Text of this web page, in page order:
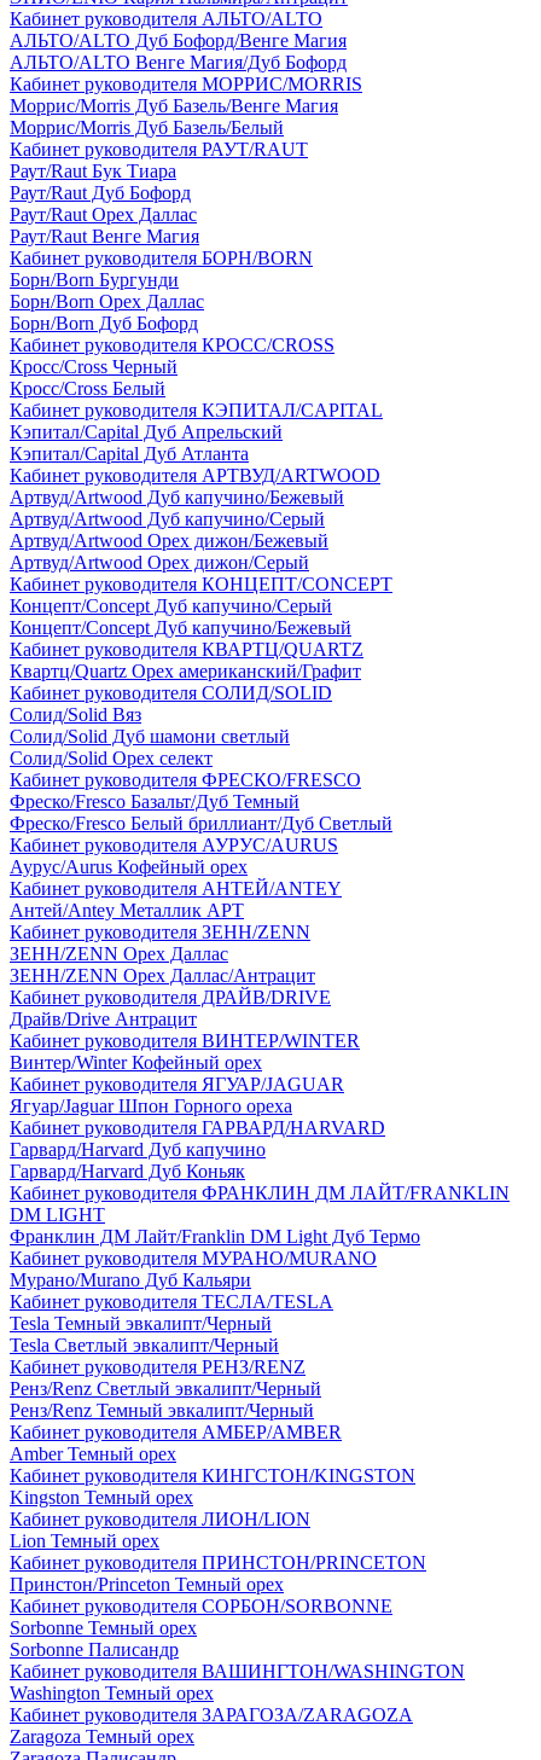
Кабинет руководителя АЛЬТО/ALTO
АЛЬТО/ALTO Дуб Бофорд/Венге Магия
АЛЬТО/ALTO Венге Магия/Дуб Бофорд
Кабинет руководителя МОРРИС/MORRIS
Моррис/Morris Дуб Базель/Венге Магия
Моррис/Morris Дуб Базель/Белый
Кабинет руководителя РАУТ/RAUT
Раут/Raut Бук Тиара
Раут/Raut Дуб Бофорд
Раут/Raut Орех Даллас
Раут/Raut Венге Магия
Кабинет руководителя БОРН/BORN
Борн/Born Бургунди
Борн/Born Орех Даллас
Борн/Born Дуб Бофорд
Кабинет руководителя КРОСС/CROSS
Кросс/Cross Черный
Кросс/Cross Белый
Кабинет руководителя КЭПИТАЛ/CAPITAL
Кэпитал/Capital Дуб Апрельский
Кэпитал/Capital Дуб Атланта
Кабинет руководителя АРТВУД/ARTWOOD
Артвуд/Artwood Дуб капучино/Бежевый
Артвуд/Artwood Дуб капучино/Серый
Артвуд/Artwood Орех дижон/Бежевый
Артвуд/Artwood Орех дижон/Серый
Кабинет руководителя КОНЦЕПТ/CONCEPT
Концепт/Concept Дуб капучино/Серый
Концепт/Concept Дуб капучино/Бежевый
Кабинет руководителя КВАРТЦ/QUARTZ
Квартц/Quartz Орех американский/Графит
Кабинет руководителя СОЛИД/SOLID
Солид/Solid Вяз
Солид/Solid Дуб шамони светлый
Солид/Solid Орех селект
Кабинет руководителя ФРЕСКО/FRESCO
Фреско/Fresco Базальт/Дуб Темный
Фреско/Fresco Белый бриллиант/Дуб Светлый
Кабинет руководителя АУРУС/AURUS
Аурус/Aurus Кофейный орех
Кабинет руководителя АНТЕЙ/ANTEY
Антей/Antey Металлик АРТ
Кабинет руководителя ЗЕНН/ZENN
ЗЕНН/ZENN Орех Даллас
ЗЕНН/ZENN Орех Даллас/Антрацит
Кабинет руководителя ДРАЙВ/DRIVE
Драйв/Drive Антрацит
Кабинет руководителя ВИНТЕР/WINTER
Винтер/Winter Кофейный орех
Кабинет руководителя ЯГУАР/JAGUAR
Ягуар/Jaguar Шпон Горного ореха
Кабинет руководителя ГАРВАРД/HARVARD
Гарвард/Harvard Дуб капучино
Гарвард/Harvard Дуб Коньяк
Кабинет руководителя ФРАНКЛИН ДМ ЛАЙТ/FRANKLIN
DM LIGHT
Франклин ДМ Лайт/Franklin DM Light Дуб Термо
Кабинет руководителя МУРАНО/MURANO
Мурано/Murano Дуб Кальяри
Кабинет руководителя ТЕСЛА/TESLA
Tesla Темный эвкалипт/Черный
Tesla Светлый эвкалипт/Черный
Кабинет руководителя РЕНЗ/RENZ
Ренз/Renz Светлый эвкалипт/Черный
Ренз/Renz Темный эвкалипт/Черный
Кабинет руководителя АМБЕР/AMBER
Amber Темный орех
Кабинет руководителя КИНГСТОН/KINGSTON
Kingston Темный орех
Кабинет руководителя ЛИОН/LION
Lion Темный орех
Кабинет руководителя ПРИНСТОН/PRINCETON
Принстон/Princeton Темный орех
Кабинет руководителя СОРБОН/SORBONNE
Sorbonne Темный орех
Sorbonne Палисандр
Кабинет руководителя ВАШИНГТОН/WASHINGTON
Washington Темный орех
Кабинет руководителя ЗАРАГОЗА/ZARAGOZA
Zaragoza Темный орех